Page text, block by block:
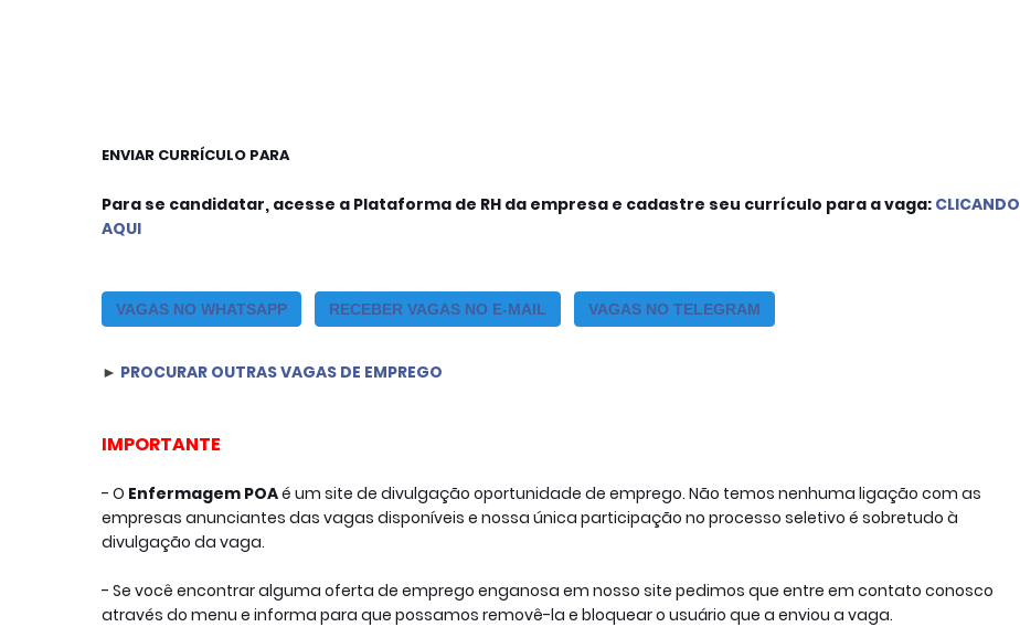
ENVIAR CURRÍCULO PARA
Para se candidatar, acesse a Plataforma de RH da empresa e cadastre seu currículo para a vaga: CLICANDO
AQUI
VAGAS NO WHATSAPP RECEBER VAGAS NO E-MAIL VAGAS NO TELEGRAM
► PROCURAR OUTRAS VAGAS DE EMPREGO
IMPORTANTE
- O Enfermagem POAé um site de divulgação oportunidade de emprego. Não temos nenhuma ligação com as
empresas anunciantes das vagas disponíveis e nossa única participação no processo seletivo é sobretudo à
divulgação da vaga.
- Se você encontrar alguma oferta de emprego enganosa em nosso site pedimos que entre em contato conosco
através do menu e informa para que possamos removê-la e bloquear o usuário que a enviou a vaga.